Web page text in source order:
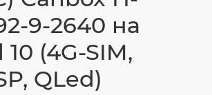
9-2640 на
(4G-SIM,
QLed)